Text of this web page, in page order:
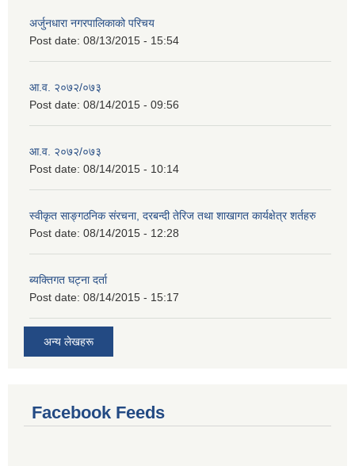
अर्जुनधारा नगरपालिकाको परिचय
Post date: 08/13/2015 - 15:54
आ.व. २०७२/०७३
Post date: 08/14/2015 - 09:56
आ.व. २०७२/०७३
Post date: 08/14/2015 - 10:14
स्वीकृत साङ्गठनिक संरचना, दरबन्दी तेरिज तथा शाखागत कार्यक्षेत्र शर्तहरु
Post date: 08/14/2015 - 12:28
ब्यक्तिगत घट्ना दर्ता
Post date: 08/14/2015 - 15:17
अन्य लेखहरू
Facebook Feeds